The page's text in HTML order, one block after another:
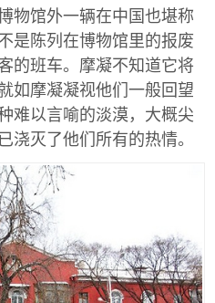
物馆外一辆在中国也堪称
是陈列在博物馆里的报废
的班车。摩凝不知道它将
如摩凝凝视他们一般回望
难以言喻的淡漠，大概尖
浇灭了他们所有的热情。